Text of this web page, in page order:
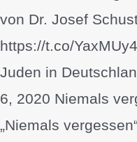
von Dr. Josef
https://t.co/
Juden in
6, 2020 Niemals
„Niemals